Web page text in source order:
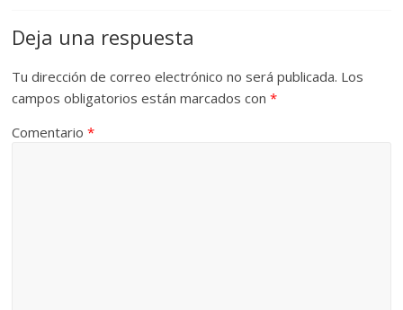
Deja una respuesta
Tu dirección de correo electrónico no será publicada. Los
campos obligatorios están marcados con*
Comentario*